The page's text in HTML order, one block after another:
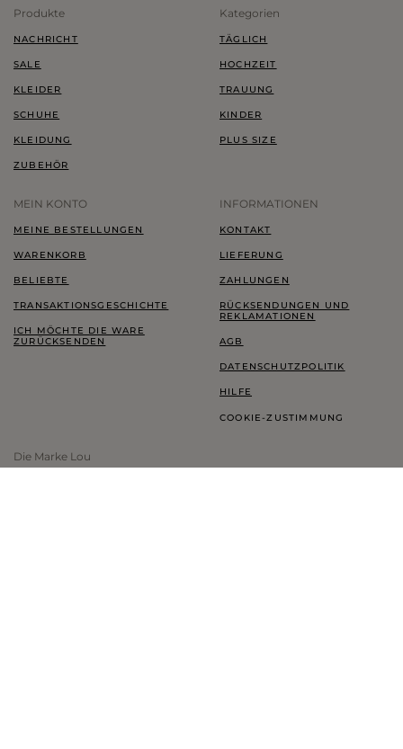
Produkte
NACHRICHT
SALE
KLEIDER
SCHUHE
KLEIDUNG
ZUBEHÖR
Kategorien
TÄGLICH
HOCHZEIT
TRAUUNG
KINDER
PLUS SIZE
MEIN KONTO
MEINE BESTELLUNGEN
WARENKORB
BELIEBTE
TRANSAKTIONSGESCHICHTE
ICH MÖCHTE DIE WARE
ZURÜCKSENDEN
INFORMATIONEN
KONTAKT
LIEFERUNG
ZAHLUNGEN
RÜCKSENDUNGEN UND
REKLAMATIONEN
AGB
DATENSCHUTZPOLITIK
HILFE
COOKIE-ZUSTIMMUNG
Die Marke Lou